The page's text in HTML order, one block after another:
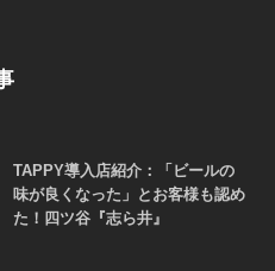
TAPPY導入店紹介：「ビールの
味が良くなった」とお客様も認め
た！四ツ谷『志ら井』